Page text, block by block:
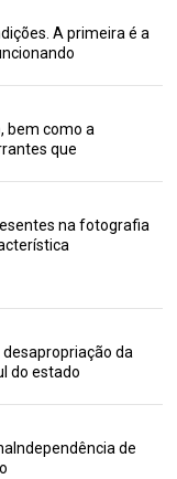
A primeira é a
bem como a
que
na fotografia
da
do estado
de